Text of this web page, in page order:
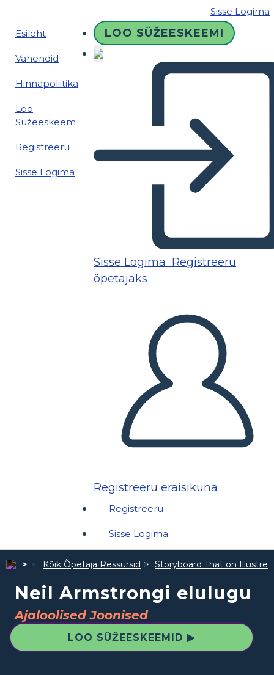
Sisse Logima
Esileht
Vahendid
Hinnapoliitika
Loo
Süžeeskeem
Registreeru
Sisse Logima
LOO SÜŽEESKEEMI
Sisse Logima Registreeru
õpetajaks
Registreeru eraisikuna
Registreeru
Sisse Logima
Kõik Õpetaja Ressursid Storyboard That on
Neil Armstrongi elulugu
Ajaloolised Joonised
LOO SÜŽEESKEEMID ▶